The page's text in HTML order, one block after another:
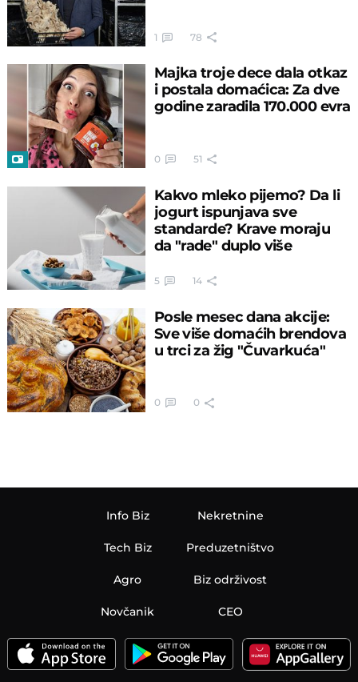
1 78
Majka troje dece dala otkaz
i postala domaćica: Za dve
godine zaradila 170.000 evra
0 51
Kakvo mleko pijemo? Da li
jogurt ispunjava sve
standarde? Krave moraju
da "rade" duplo više
5 14
Posle mesec dana akcije:
Sve više domaćih brendova
u trci za žig "Čuvarkuća"
0 0
Info Biz
Tech Biz
Agro
Nekretnine
Preduzetništvo
Biz održivost
Novčanik CEO